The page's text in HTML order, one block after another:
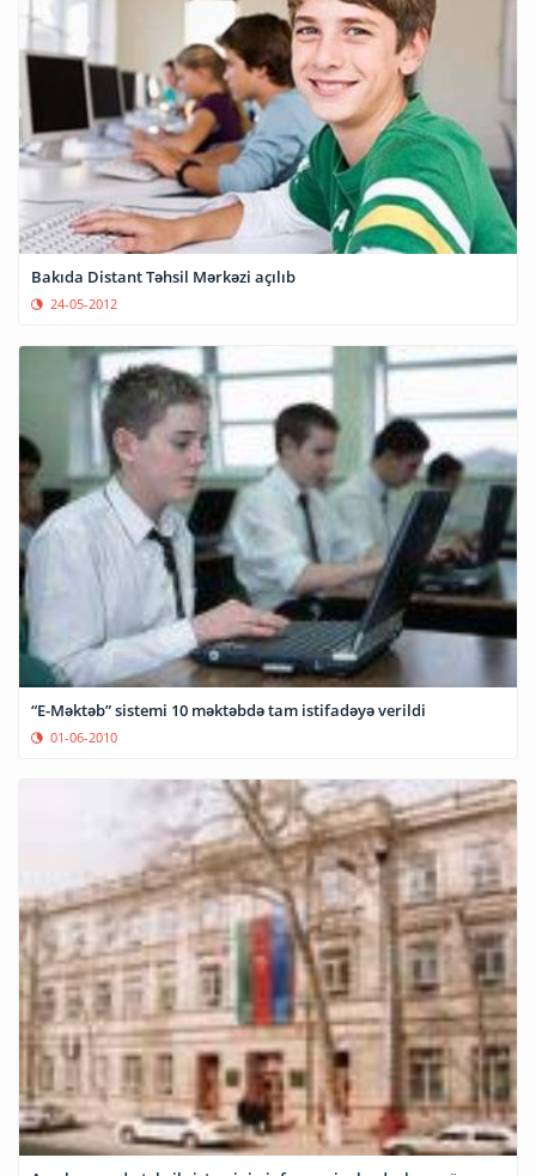
Bakıda Distant Təhsil Mərkəzi açılıb
24-05-2012
“E-Məktəb” sistemi 10 məktəbdə tam istifadəyə verildi
01-06-2010